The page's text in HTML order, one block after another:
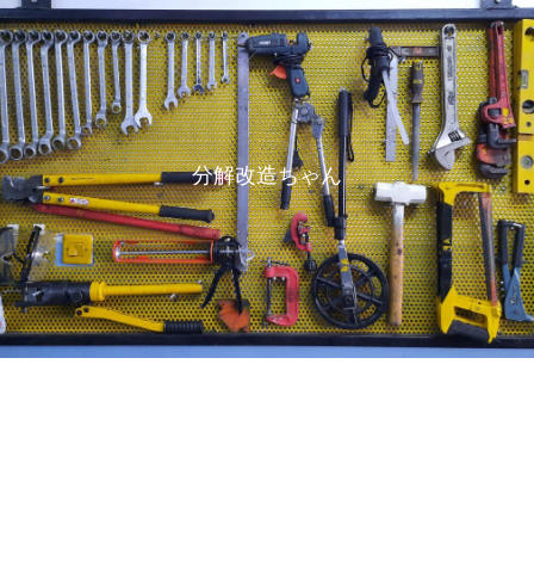
分解改造ちゃん